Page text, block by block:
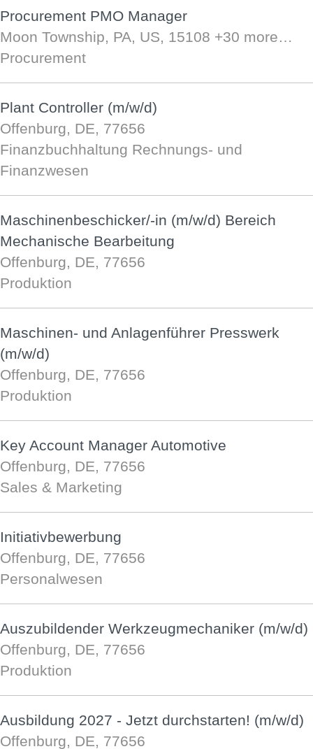
Procurement PMO Manager
Moon Township, PA, US, 15108 +30 more…
Procurement
Plant Controller (m/w/d)
Offenburg, DE, 77656
Finanzbuchhaltung Rechnungs- und
Finanzwesen
Maschinenbeschicker/-in (m/w/d) Bereich
Mechanische Bearbeitung
Offenburg, DE, 77656
Produktion
Maschinen- und Anlagenführer Presswerk
(m/w/d)
Offenburg, DE, 77656
Produktion
Key Account Manager Automotive
Offenburg, DE, 77656
Sales & Marketing
Initiativbewerbung
Offenburg, DE, 77656
Personalwesen
Auszubildender Werkzeugmechaniker (m/w/d)
Offenburg, DE, 77656
Produktion
Ausbildung 2027 - Jetzt durchstarten! (m/w/d)
Offenburg, DE, 77656